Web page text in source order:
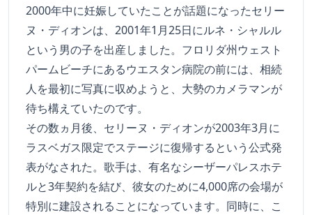
2000年中に妊娠していたことが話題になったセリー
ヌ・ディオンは、2001年1月25日にルネ・シャルル
という男の子を出産しました。フロリダ州ウェスト
パームビーチにあるウエスタン病院の前には、相続
人を最初に写真に収めようと、大勢のカメラマンが
待ち構えていたのです。
その数ヵ月後、セリーヌ・ディオンが2003年3月に
ラスベガス限定でステージに復帰するという公式発
表がなされた。歌手は、有名なシーザーパレスホテ
ルと3年契約を結び、彼女のために4,000席の会場が
特別に建設されることになっています。同時に、こ